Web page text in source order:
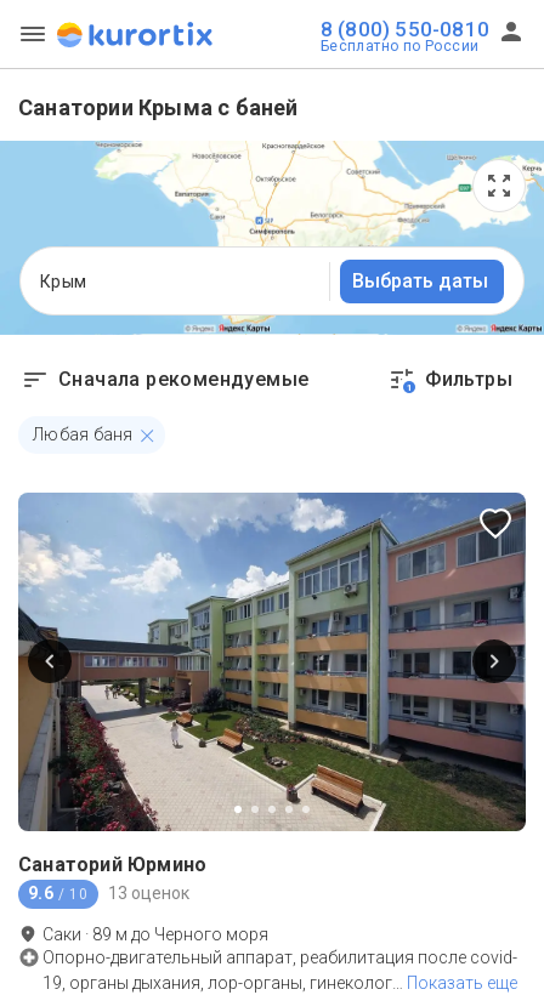
8 (800) 550-0810
Бесплатно по России
Санатории Крыма с баней
Крым Выбрать даты
Сначала рекомендуемые 1 Фильтры
Любая баня
Санаторий Юрмино
9.6 / 10 13 оценок
Саки · 89 м до Черного моря
Опорно-двигательный аппарат, реабилитация после covid-
19, органы дыхания, лор-органы, гинеколог
Показать еще